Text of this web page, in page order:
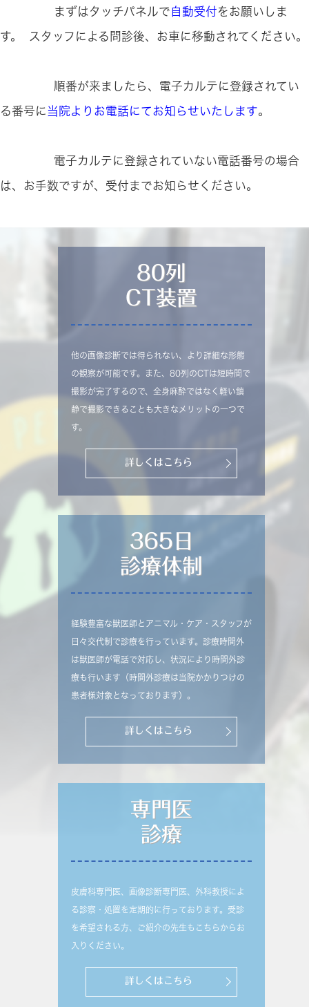
まずはタッチパネルで自動受付をお願いしま
す。 スタッフによる問診後、お車に移動されてください。
順番が来ましたら、電子カルテに登録されてい
る番号に当院よりお電話にてお知らせいたします。
電子カルテに登録されていない電話番号の場合
は、お手数ですが、受付までお知らせください。
80列
CT装置
他の画像診断では得られない、より詳細な形態
の観察が可能です。また、80列のCTは短時間で
撮影が完了するので、全身麻酔ではなく軽い鎮
静で撮影できることも大きなメリットの一つで
す。
詳しくはこちら
365日
診療体制
経験豊富な獣医師とアニマル・ケア・スタッフが
日々交代制で診療を行っています。診療時間外
は獣医師が電話で対応し、状況により時間外診
療も行います（時間外診療は当院かかりつけの
患者様対象となっております）。
詳しくはこちら
専門医
診療
皮膚科専門医、画像診断専門医、外科教授によ
る診察・処置を定期的に行っております。受診
を希望される方、ご紹介の先生もこちらからお
入りください。
詳しくはこちら